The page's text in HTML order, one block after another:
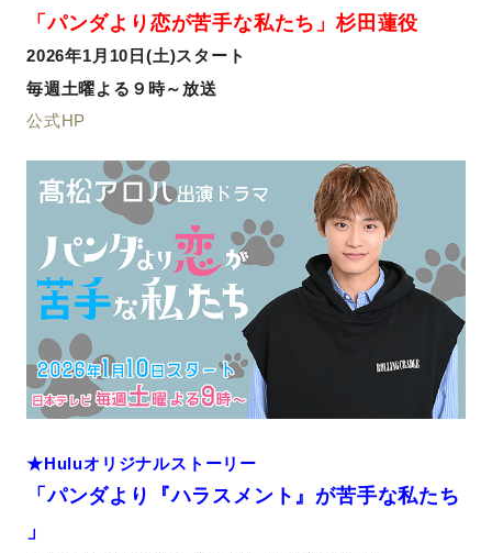
「パンダより恋が苦手な私たち」杉田蓮役
2026年1月10日(土)スタート
毎週土曜よる９時～放送
公式HP
★Huluオリジナルストーリー
「パンダより『ハラスメント』が苦手な私たち
」